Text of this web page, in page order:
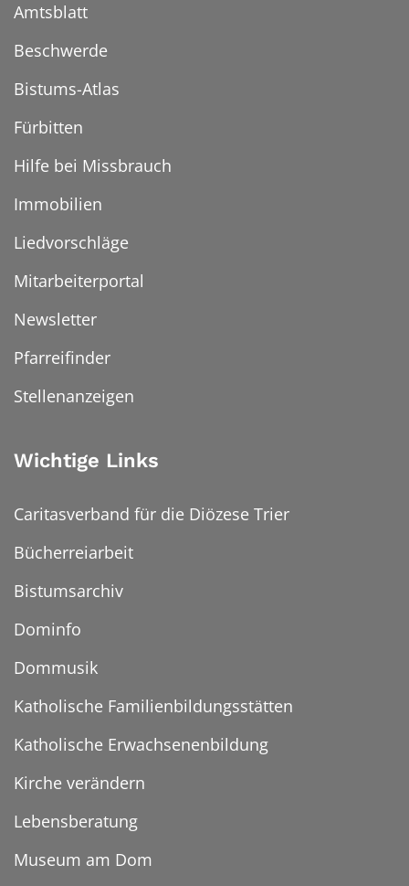
Amtsblatt
Beschwerde
Bistums-Atlas
Fürbitten
Hilfe bei Missbrauch
Immobilien
Liedvorschläge
Mitarbeiterportal
Newsletter
Pfarreifinder
Stellenanzeigen
Wichtige Links
Caritasverband für die Diözese Trier
Bücherreiarbeit
Bistumsarchiv
Dominfo
Dommusik
Katholische Familienbildungsstätten
Katholische Erwachsenenbildung
Kirche verändern
Lebensberatung
Museum am Dom